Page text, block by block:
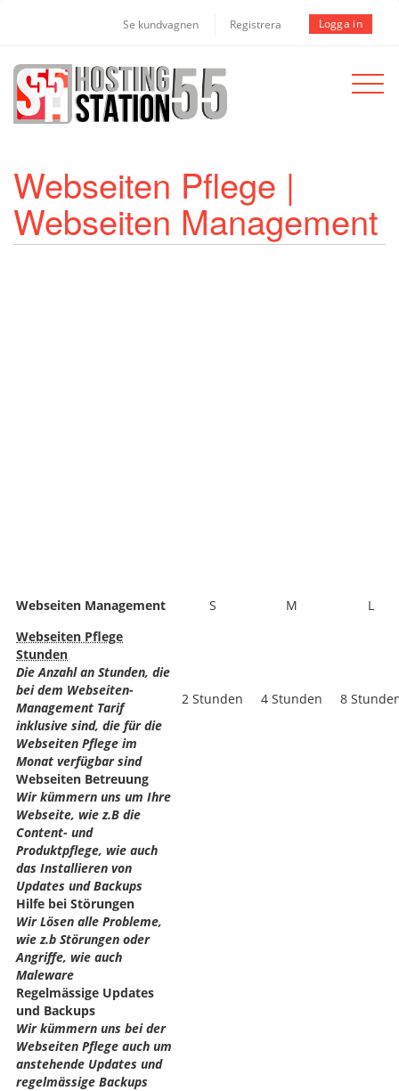
Se kundvagnen Registrera Logga in
Toggle
Webseiten Pflege |
Webseiten Management
Webseiten Management S M
L
Webseiten Pflege
Stunden
Die Anzahl an Stunden, die
bei dem Webseiten-
Management Tarif
inklusive sind, die für die
Webseiten Pflege im
Monat verfügbar sind
2 Stunden 4 Stunden 8
Webseiten Betreuung
Wir kümmern uns um Ihre
Webseite, wie z.B die
Content- und
Produktpflege, wie auch
das Installieren von
Updates und Backups
Hilfe bei Störungen
Wir Lösen alle Probleme,
wie z.b Störungen oder
Angriffe, wie auch
Maleware
Regelmässige Updates
und Backups
Wir kümmern uns bei der
Webseiten Pflege auch um
anstehende Updates und
regelmässige Backups